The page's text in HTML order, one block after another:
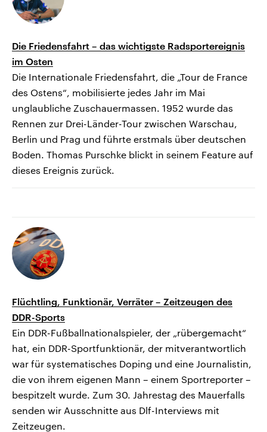
Die Friedensfahrt – das wichtigste Radsportereignis
im Osten
Die Internationale Friedensfahrt, die „Tour de France
des Ostens“, mobilisierte jedes Jahr im Mai
unglaubliche Zuschauermassen. 1952 wurde das
Rennen zur Drei-Länder-Tour zwischen Warschau,
Berlin und Prag und führte erstmals über deutschen
Boden. Thomas Purschke blickt in seinem Feature auf
dieses Ereignis zurück.
Flüchtling, Funktionär, Verräter – Zeitzeugen des
DDR-Sports
Ein DDR-Fußballnationalspieler, der „rübergemacht“
hat, ein DDR-Sportfunktionär, der mitverantwortlich
war für systematisches Doping und eine Journalistin,
die von ihrem eigenen Mann – einem Sportreporter –
bespitzelt wurde. Zum 30. Jahrestag des Mauerfalls
senden wir Ausschnitte aus Dlf-Interviews mit
Zeitzeugen.